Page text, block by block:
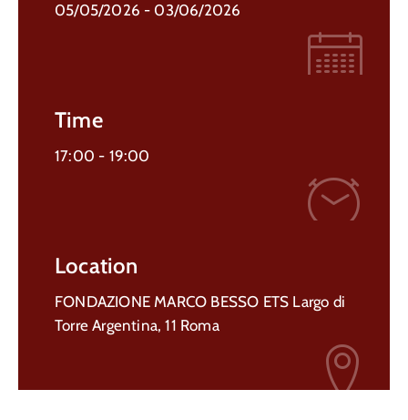
05/05/2026 - 03/06/2026
Time
17:00 - 19:00
Location
FONDAZIONE MARCO BESSO ETS Largo di
Torre Argentina, 11 Roma